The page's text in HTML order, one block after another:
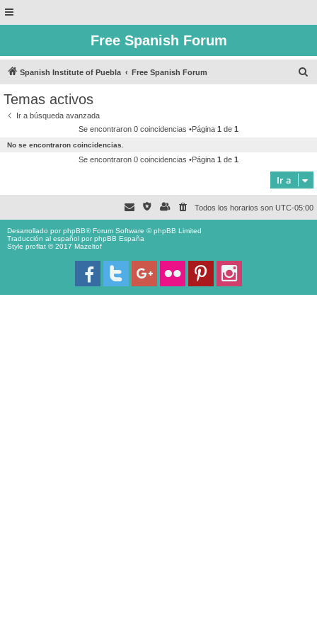
Free Spanish Forum
Spanish Institute of Puebla Free Spanish Forum
Temas activos
Ir a búsqueda avanzada
Se encontraron 0 coincidencias •Página 1 de 1
No se encontraron coincidencias.
Se encontraron 0 coincidencias •Página 1 de 1
Ir a
Todos los horarios son UTC-05:00
Desarrollado porphpBB® Forum Software © phpBB Limited
Traducción al español porphpBB España
Style proflat © 2017 Mazeltof